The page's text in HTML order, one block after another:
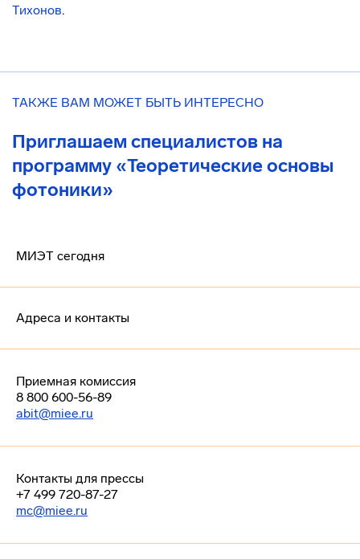
Тихонов.
ТАКЖЕ ВАМ МОЖЕТ БЫТЬ ИНТЕРЕСНО
Приглашаем специалистов на
программу «Теоретические основы
фотоники»
МИЭТ сегодня
Адреса и контакты
Приемная комиссия
8 800 600-56-89
abit@miee.ru
Контакты для прессы
+7 499 720-87-27
mc@miee.ru